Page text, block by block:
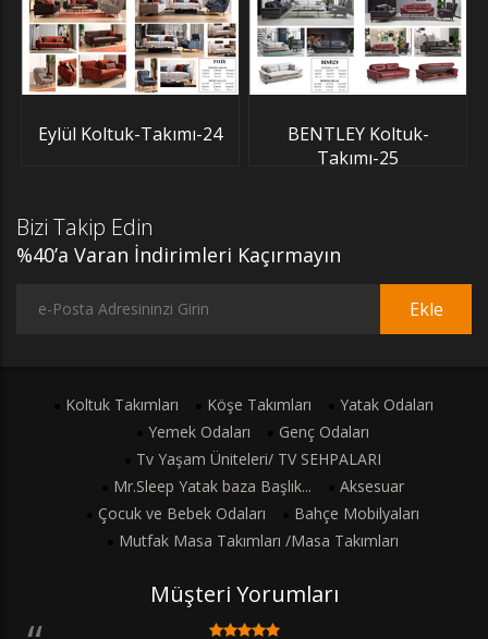
Eylül Koltuk-Takımı-24
BENTLEY Koltuk-
Takımı-25
Bizi Takip Edin
%40’a Varan İndirimleri Kaçırmayın
Ekle
Koltuk Takımları Köşe Takımları
Yatak Odaları
Yemek Odaları
Genç Odaları
Tv Yaşam Üniteleri/ TV SEHPALARI
Mr.Sleep Yatak baza Başlık...
Aksesuar
Çocuk ve Bebek Odaları
Bahçe Mobilyaları
Mutfak Masa Takımları /Masa Takımları
Müşteri Yorumları